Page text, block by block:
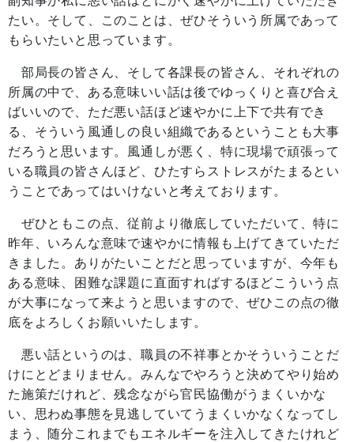
たい。そして、このことは、ぜひそういう所属であって
もらいたいと思っています。
部局長の皆さん、そして各課長の皆さん、それぞれの
所属の中で、ある意味いい話は後でゆっくりと喜び合え
ばいいので、ただ悪い話ほど速やかに上下で共有でき
る、そういう風通しの良い組織であるということも大事
だろうと思います。風通しが悪く、特に現場で頑張って
いる職員の皆さんほど、ひたすらストレスがたまるとい
うことであってはいけないと考えております。
ぜひともこの点、従前より徹底していただいて、特に
昨年、いろんな意味で速やかに情報も上げてきていただ
きました。ありがたいことだと思っていますが、今年も
ある意味、困難な課題に直面すればするほどこういう点
が大事になって来ようと思いますので、ぜひこの点の徹
底をよろしくお願いいたします。
悪い話というのは、職員の不祥事とかそういうことだ
けにとどまりません。みんなでやろうと決めてやり始め
た施策だけれど、残念ながら官民協働がうまくいかな
い、思わぬ事態を見逃していてうまくいかなくなってし
まう、随分これまでもエネルギーを注入してきたけれど